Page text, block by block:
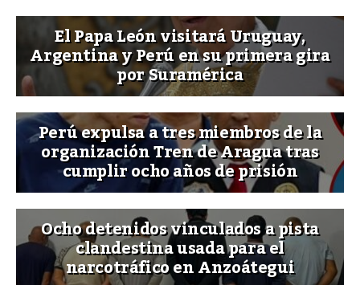
El Papa León visitará Uruguay,
Argentina y Perú en su primera gira
por Suramérica
Perú expulsa a tres miembros de la
organización Tren de Aragua tras
cumplir ocho años de prisión
Ocho detenidos vinculados a pista
clandestina usada para el
narcotráfico en Anzoátegui